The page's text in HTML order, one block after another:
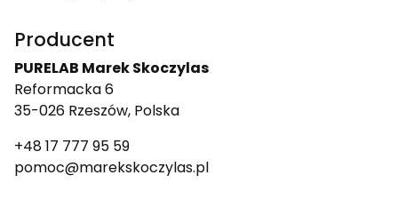
Producent
PURELAB Marek Skoczylas
Reformacka 6
35-026 Rzeszów, Polska
+48 17 777 95 59
pomoc@marekskoczylas.pl